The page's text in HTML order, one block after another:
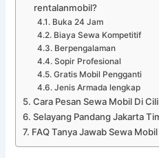
rentalanmobil?
Buka 24 Jam
Biaya Sewa Kompetitif
Berpengalaman
Sopir Profesional
Gratis Mobil Pengganti
Jenis Armada lengkap
Cara Pesan Sewa Mobil Di
Selayang Pandang Jakarta
FAQ Tanya Jawab Sewa